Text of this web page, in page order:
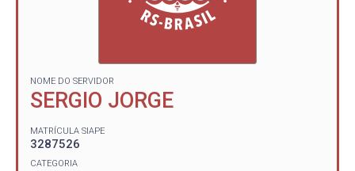
NOME DO SERVIDOR
SERGIO JORGE
MATRÍCULA SIAPE
3287526
CATEGORIA